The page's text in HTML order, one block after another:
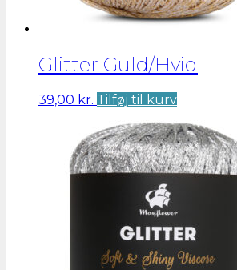
Glitter Guld/Hvid
39,00 kr. Tilføj til kurv